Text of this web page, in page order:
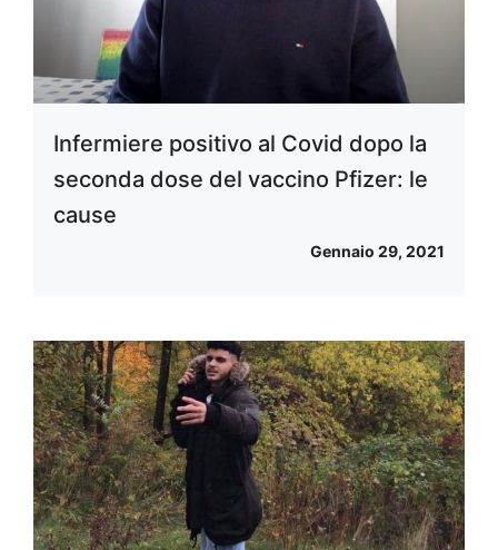
Infermiere positivo al Covid dopo la
seconda dose del vaccino Pfizer: le
cause
Gennaio 29, 2021